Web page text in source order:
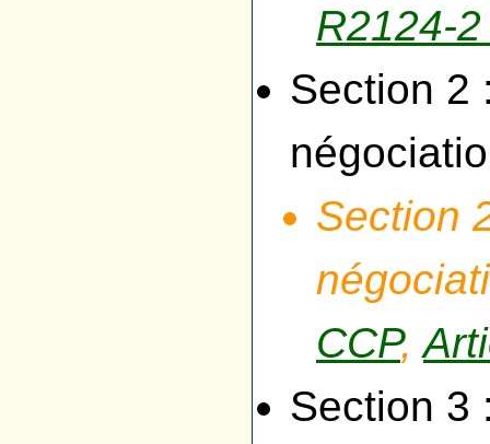
R2124-
Section 2
Section
CCP,
Section 3